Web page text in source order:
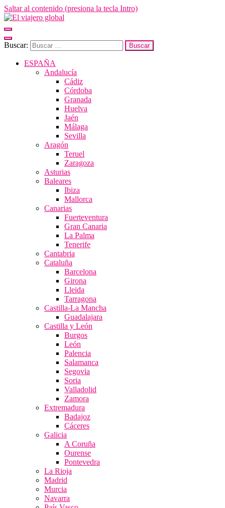
Saltar al contenido (presiona la tecla Intro)
forma sensorial, desde su música hasta su arquitectura o sus sabores
Buscar:
ESPAÑA
Andalucía
Cádiz
Córdoba
Granada
Huelva
Jaén
Málaga
Sevilla
Aragón
Teruel
Zaragoza
Asturias
Baleares
Ibiza
Mallorca
Canarias
Fuerteventura
Gran Canaria
La Palma
Tenerife
Cantabria
Cataluña
Barcelona
Girona
Lleida
Tarragona
Castilla-La Mancha
Guadalajara
Castilla y León
Burgos
León
Palencia
Salamanca
Segovia
Soria
Valladolid
Zamora
Extremadura
Badajoz
Cáceres
Galicia
A Coruña
Ourense
Pontevedra
La Rioja
Madrid
Murcia
Navarra